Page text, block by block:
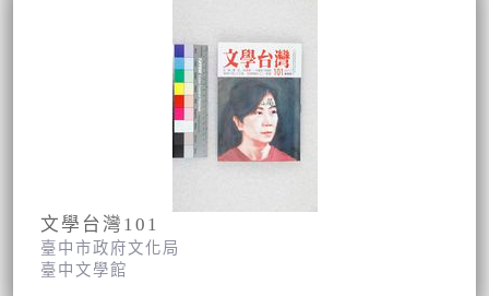
文學台灣101
臺中市政府文化局
臺中文學館